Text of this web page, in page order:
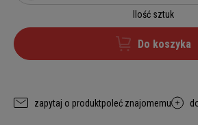
Ilość sztuk
Do koszyka
zapytaj o produktpoleć znajomemu